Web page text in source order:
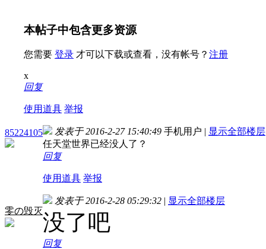
本帖子中包含更多资源
您需要 登录 才可以下载或查看，没有帐号？ 注册
x
回复
使用道具 举报
85224105 发表于 2016-2-27 15:40:49 手机用户 | 显示全部楼层
任天堂世界已经没人了？
回复
使用道具 举报
零の毁灭
发表于 2016-2-28 05:29:32 | 显示全部楼层
没了吧
回复